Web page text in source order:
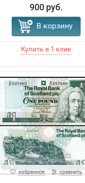
900 руб.
В корзину
избранное сравнить